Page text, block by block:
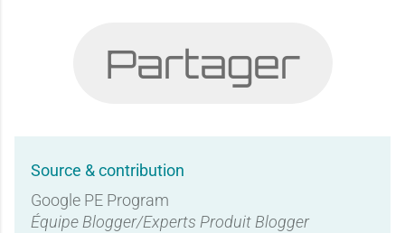
Partager
Source & contribution
Google PE Program
Équipe Blogger/Experts Produit Blogger